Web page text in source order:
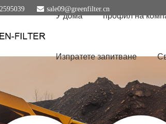
sale09@greenfilter.cn
У дома профил на
Изпратете запитване